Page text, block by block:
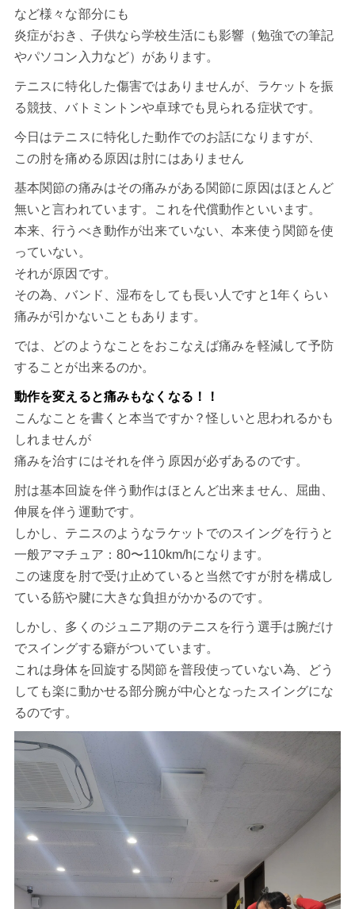
など様々な部分にも
炎症がおき、子供なら学校生活にも影響（勉強での筆記
やパソコン入力など）があります。
テニスに特化した傷害ではありませんが、ラケットを振
る競技、バトミントンや卓球でも見られる症状です。
今日はテニスに特化した動作でのお話になりますが、
この肘を痛める原因は肘にはありません
基本関節の痛みはその痛みがある関節に原因はほとんど
無いと言われています。これを代償動作といいます。
本来、行うべき動作が出来ていない、本来使う関節を使
っていない。
それが原因です。
その為、バンド、湿布をしても長い人ですと1年くらい
痛みが引かないこともあります。
では、どのようなことをおこなえば痛みを軽減して予防
することが出来るのか。
動作を変えると痛みもなくなる！！
こんなことを書くと本当ですか？怪しいと思われるかも
しれませんが
痛みを治すにはそれを伴う原因が必ずあるのです。
肘は基本回旋を伴う動作はほとんど出来ません、屈曲、
伸展を伴う運動です。
しかし、テニスのようなラケットでのスイングを行うと
一般アマチュア：80〜110km/hになります。
この速度を肘で受け止めていると当然ですが肘を構成し
ている筋や腱に大きな負担がかかるのです。
しかし、多くのジュニア期のテニスを行う選手は腕だけ
でスイングする癖がついています。
これは身体を回旋する関節を普段使っていない為、どう
しても楽に動かせる部分腕が中心となったスイングにな
るのです。